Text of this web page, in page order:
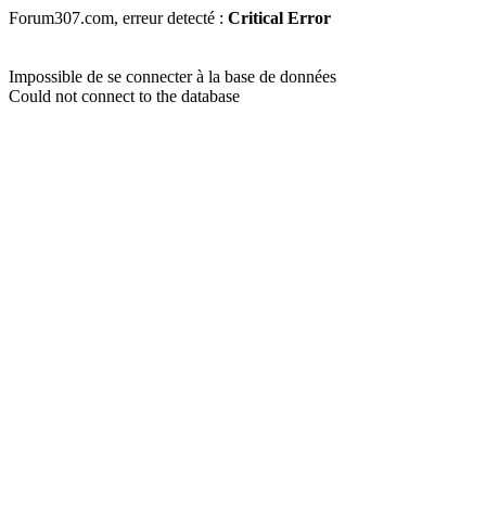
Forum307.com, erreur detecté : Critical Error
Impossible de se connecter à la base de données
Could not connect to the database